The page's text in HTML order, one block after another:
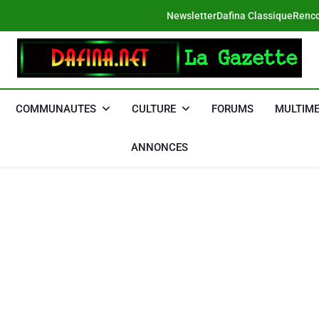
NewsletterDafina Classique
DAFINA
COMMUNAUTES CULTURE FORUMS
ANNONCES